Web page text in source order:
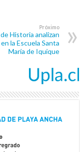
Próximo
Historia analizan
la Escuela Santa
María de Iquique